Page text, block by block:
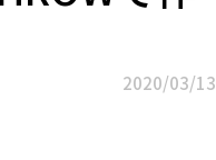
2020/03/13